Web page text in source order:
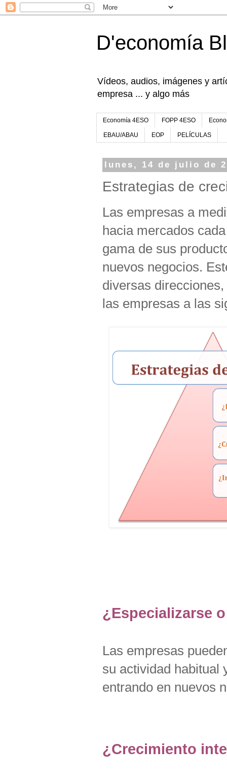
D'economía
Vídeos, audios, imágenes y
empresa ... y algo más
Economía 4ESO FOPP 4ESO
EBAU/ABAU EOP PELÍCULAS
lunes, 14 de julio de
Estrategias de
Las empresas a
hacia mercados
gama de sus
nuevos negocios.
diversas
las empresas a las
¿Especializarse
Las empresas
su actividad habitual
entrando en nuevos
¿Crecimiento